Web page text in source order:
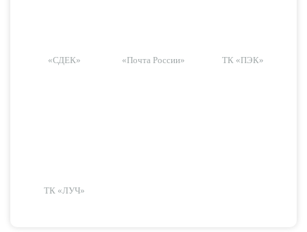
«СДЕК» «Почта России» ТК «ПЭК»
ТК «ЛУЧ»